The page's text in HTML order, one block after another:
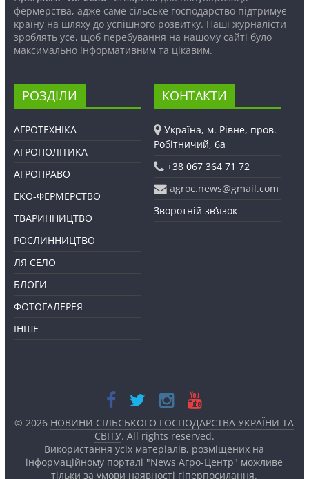
фермерства, адже саме сільське господарство підтримує
країну на шляху до успішного розвитку. Наші журналісти
зроблять усе, щоб перебування на нашому сайті було
максимально інформативним та цікавим.
РОЗДІЛИ
АГРОТЕХНІКА
АГРОПОЛІТИКА
АГРОПРАВО
ЕКО-ФЕРМЕРСТВО
ТВАРИННИЦТВО
РОСЛИННИЦТВО
ЛЯ СЕЛО
БЛОГИ
ФОТОГАЛЕРЕЯ
ІНШЕ
КОНТАКТИ
Україна, м. Рівне, пров.
Робітничий, 6а
+38 067 364 71 72
agroc.news@gmail.com
Зворотній зв’язок
© 2026 НОВИНИ СІЛЬСЬКОГО ГОСПОДАРСТВА УКРАЇНИ ТА
СВІТУ. All rights reserved.
Використання усіх матеріалів, розміщених на
інформаційному порталі "News Агро-Центр" можливе
тільки за умови наявності гіперпосилання.